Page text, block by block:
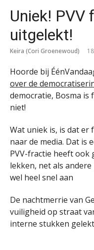
Uniek! PVV
uitgelekt!
Keira (Cori Groenewoud)
Hoorde bij
over de
democratie, Bosma is
niet!
Wat uniek is, is dat
naar de media. Dat is
PVV-fractie heeft ook
lekken, net als
wel heel snel aan
De nachtmerrie van
vuiligheid op straat
interne stukken